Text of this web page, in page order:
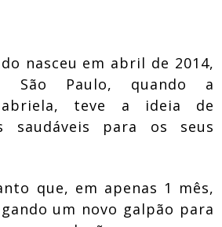
nasceu em abril de 2014,
São Paulo, quando a
teve a ideia de
saudáveis para os seus
que, em apenas 1 mês,
um novo galpão para